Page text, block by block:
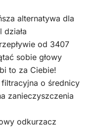
alternatywa dla
od 3407
sobie głowy
to za Ciebie!
o średnicy
zanieczyszczenia
odkurzacz